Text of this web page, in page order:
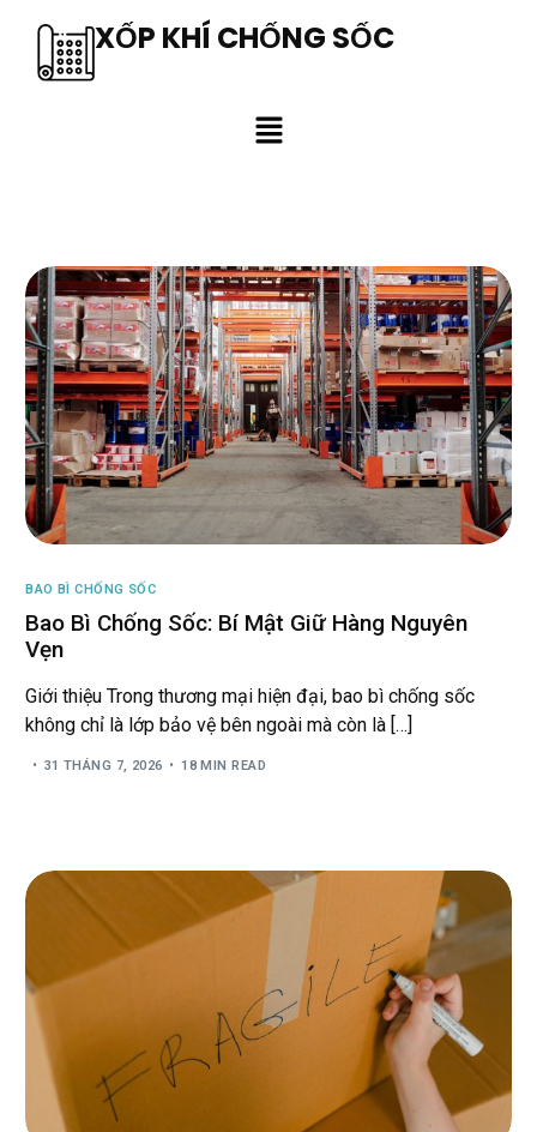
XỐP KHÍ CHỐNG SỐC
BAO BÌ CHỐNG SỐC
Bao Bì Chống Sốc: Bí Mật Giữ Hàng Nguyên
Vẹn
Giới thiệu Trong thương mại hiện đại, bao bì chống sốc
không chỉ là lớp bảo vệ bên ngoài mà còn là […]
31 THÁNG 7, 2026 18 MIN READ